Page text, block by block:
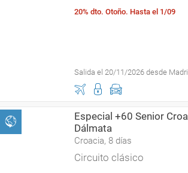
20% dto. Otoño. Hasta el 1/09
Salida el 20/11/2026 desde
Especial +60 Senior
Dálmata
Croacia, 8 días
Circuito clásico